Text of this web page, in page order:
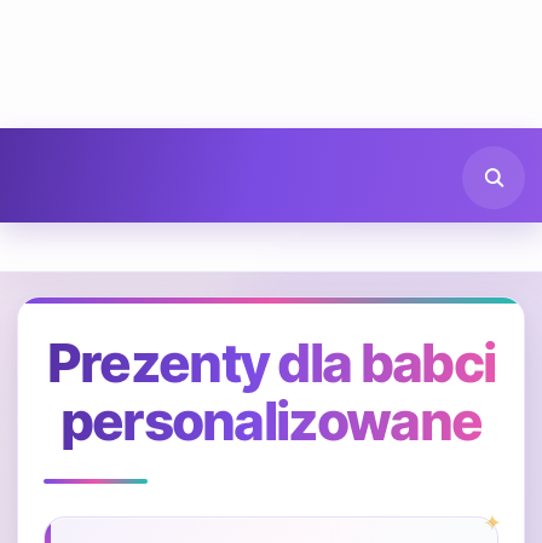
Prezenty dla babci
personalizowane